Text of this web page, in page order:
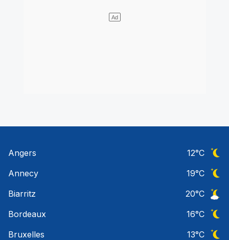
Angers 12°C
Annecy
19°C
Biarritz
20°C
Bordeaux
16°C
Bruxelles
13°C